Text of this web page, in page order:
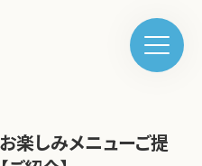
メニュ
楽しみメニューご提